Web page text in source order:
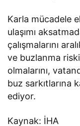
Karla mücadele
ulaşımı
çalışmalarını
ve buzlanma
olmalarını,
buz sarkıtlarına
ediyor.
Kaynak: İHA